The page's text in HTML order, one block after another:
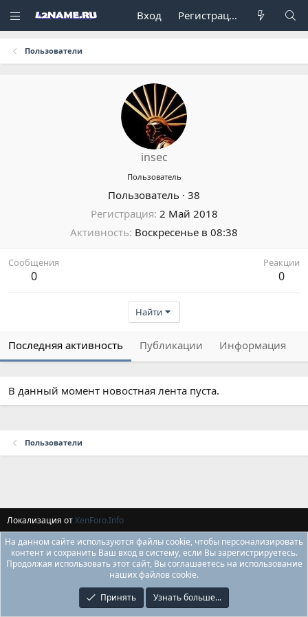
Вход Регистрация
Пользователи
insec
Пользователь
Пользователь · 38
Регистрация 2 Май 2018
Активность Воскресенье в 08:38
Сообщения
0
Реакции
0
Найти
Последняя активность Публикации Информация
В данный момент новостная лента пуста.
Пользователи
Локализация отXenForo.Info
На данном сайте используются файлы cookie, чтобы персонализировать
контент и сохранить Ваш вход в систему, если Вы зарегистрируетесь.
Продолжая использовать этот сайт, Вы соглашаетесь на использование
наших файлов cookie.
Принять
Узнать больше...